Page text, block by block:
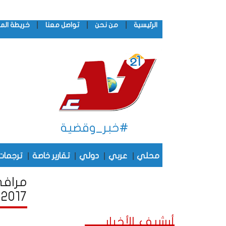
الرئيسية من نحن تواصل معنا خريطة
#خبر_وقضية
محلي عربي دولي تقارير خاصة
2017
أرشيف الأخبار